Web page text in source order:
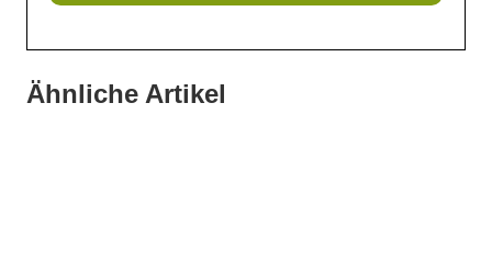
Ähnliche Artikel
21. Juli 2026